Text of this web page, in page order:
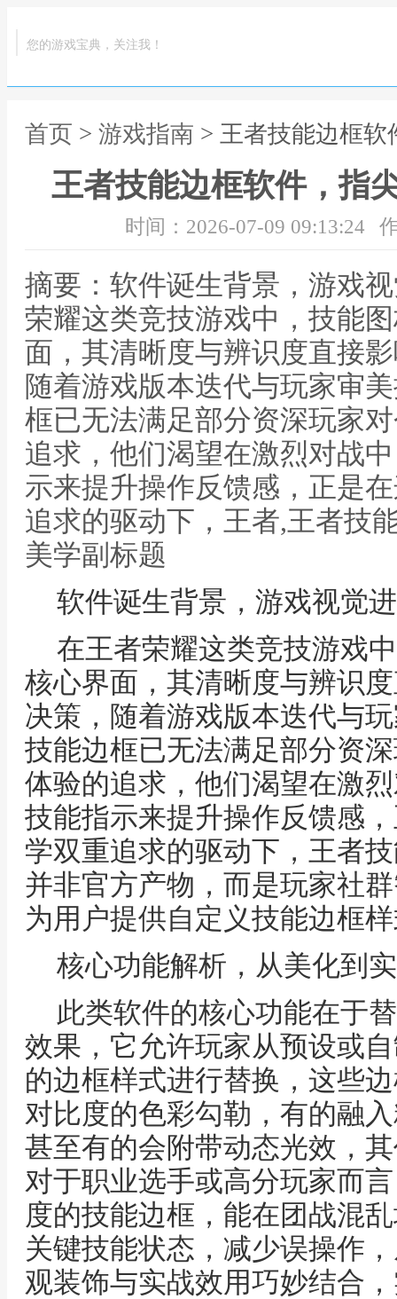
您的游戏宝典，关注我！
首页 > 游戏指南 > 王者技能边框
王者技能边框软件，指
时间：2026-07-09 09:13:24
摘要：软件诞生背景，游戏
荣耀这类竞技游戏中，技能
面，其清晰度与辨识度直接
随着游戏版本迭代与玩家审
框已无法满足部分资深玩家
追求，他们渴望在激烈对战
示来提升操作反馈感，正是
追求的驱动下，王者,王者技
美学副标题
软件诞生背景，游戏视觉
在王者荣耀这类竞技游戏
核心界面，其清晰度与辨识
决策，随着游戏版本迭代与
技能边框已无法满足部分资
体验的追求，他们渴望在激
技能指示来提升操作反馈感
学双重追求的驱动下，王者
并非官方产物，而是玩家社
为用户提供自定义技能边框
核心功能解析，从美化到
此类软件的核心功能在于
效果，它允许玩家从预设或
的边框样式进行替换，这些
对比度的色彩勾勒，有的融
甚至有的会附带动态光效，
对于职业选手或高分玩家而
度的技能边框，能在团战混
关键技能状态，减少误操作
观装饰与实战效用巧妙结合